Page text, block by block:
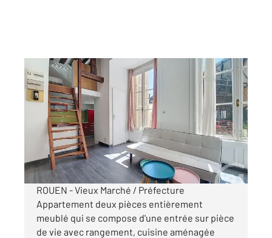
ROUEN 76
34,02 m2 , 2 pièces
Ref : 34441
Appartement F2 à louer
647 €
par mois charges comprises
ROUEN - Vieux Marché / Préfecture
Appartement deux pièces entièrement
meublé qui se compose d'une entrée sur pièce
de vie avec rangement, cuisine aménagée